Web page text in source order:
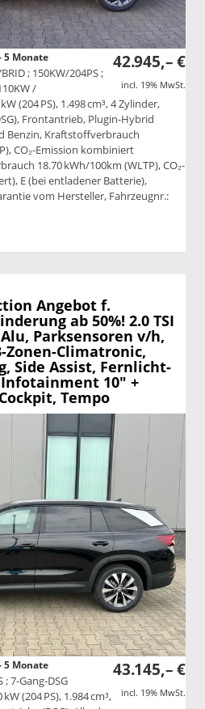
42.945,– €
incl. 19% MwSt.
Monate
; 150KW/204PS ;
/
(204 PS), 1.498 cm³, 4 Zylinder,
Frontantrieb, Plugin-Hybrid
Benzin, Kraftstoffverbrauch
CO₂-Emission kombiniert
18.70 kWh/100km (WLTP), CO₂-
E (bei entladener Batterie),
vom Hersteller, Fahrzeugnr.:
drucken
Angebot f.
ab 50%! 2.0 TSI
Alu, Parksensoren v/h,
Zonen-Climatronic,
Side Assist, Fernlicht-
10" +
Tempo
43.145,– €
incl. 19% MwSt.
Monate
; 7-Gang-DSG
(204 PS), 1.984 cm³,